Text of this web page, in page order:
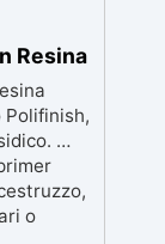
Resina
✅
o